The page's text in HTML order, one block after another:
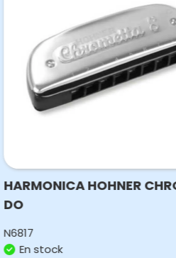
HARMONICA HOHNER
DO
N6817
En stock